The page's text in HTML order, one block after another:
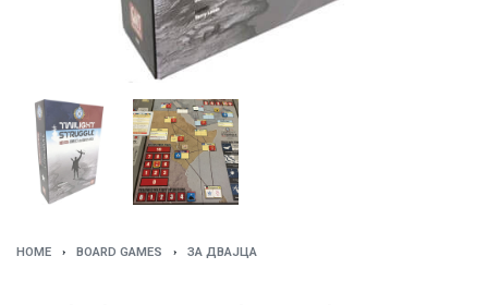
HOME › BOARD GAMES › ЗА ДВАЈЦА